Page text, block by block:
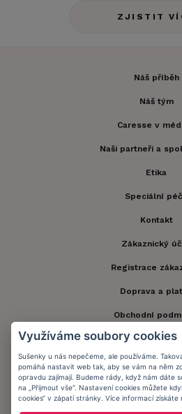
ZJISTIT
Náš příběh
Náš tým
Caresse v
Naši partneři a
Etika
Speciální
Kontakt
Zákaznický
Registrace
Doprava a
Obchodní
Ochrana osobních
Informační
Zůstaňte s námi
Využíváme soubory cookies
Sušenky u nás nepečeme, ale používáme.
pomáhá nastavit web tak, aby se vám na něm
opravdu zajímají. Budeme rády, když nám dáte
na „Přijmout vše“. Nastavení cookies můžete
cookies“ v zápatí stránky. Více informací získáte